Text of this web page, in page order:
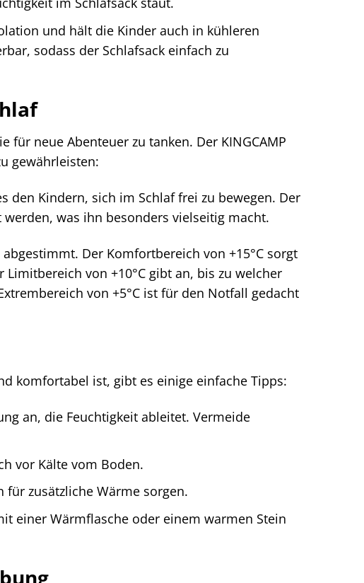
und hält die Kinder auch in kühleren
sodass der Schlafsack einfach zu
neue Abenteuer zu tanken. Der KINGCAMP
gewährleisten:
den Kindern, sich im Schlaf frei zu bewegen. Der
was ihn besonders vielseitig macht.
Der Komfortbereich von +15°C sorgt
von +10°C gibt an, bis zu welcher
von +5°C ist für den Notfall gedacht
komfortabel ist, gibt es einige einfache Tipps:
an, die Feuchtigkeit ableitet. Vermeide
vor Kälte vom Boden.
für zusätzliche Wärme sorgen.
einer Wärmflasche oder einem warmen Stein